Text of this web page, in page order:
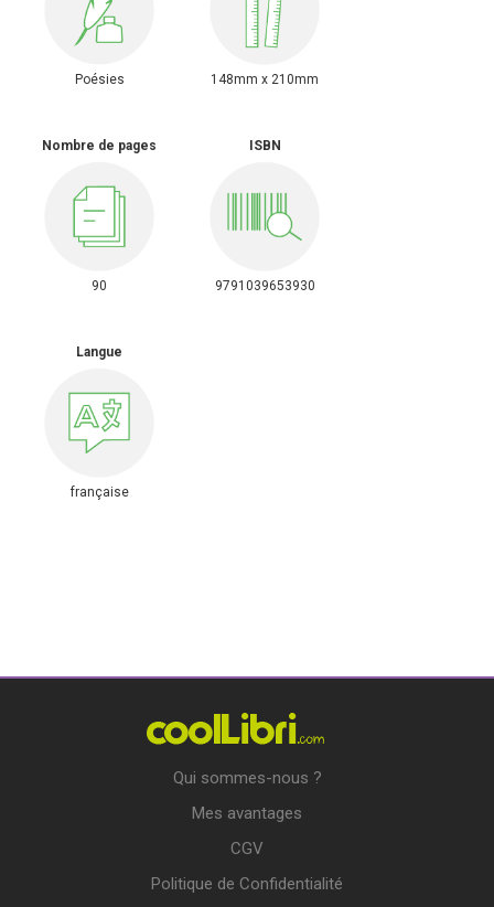
Poésies 148mm x 210mm
Nombre de pages
90
ISBN
9791039653930
Langue
française
Qui sommes-nous ?
Mes avantages
CGV
Politique de Confidentialité